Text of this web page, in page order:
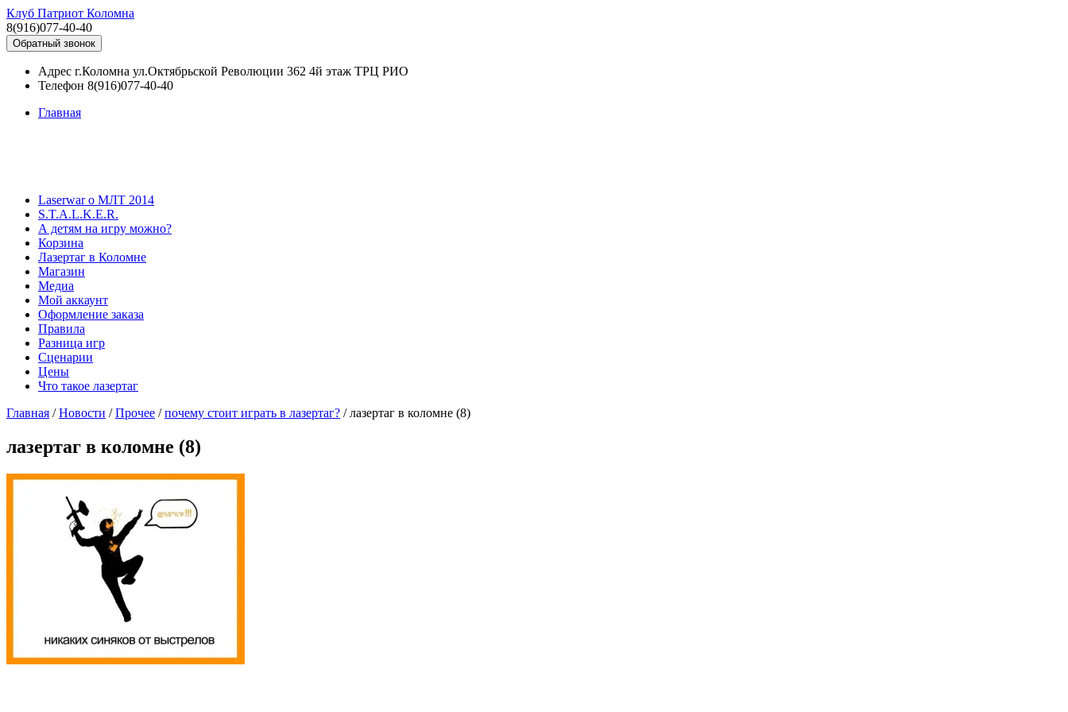
Клуб Патриот Коломна
8(916)077-40-40
Обратный звонок
Адрес г.Коломна ул.Октябрьской Революции 362 4й этаж ТРЦ РИО
Телефон 8(916)077-40-40
Главная
Laserwar о МЛТ 2014
S.T.A.L.K.E.R.
А детям на игру можно?
Корзина
Лазертаг в Коломне
Магазин
Медиа
Мой аккаунт
Оформление заказа
Правила
Разница игр
Сценарии
Цены
Что такое лазертаг
Главная /Новости /Прочее /почему стоит играть в лазертаг? /лазертаг в коломне (8)
лазертаг в коломне (8)